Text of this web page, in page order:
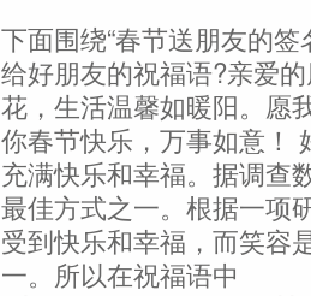
下面围绕“春节送朋友的
给好朋友的祝福语?亲爱
花，生活温馨如暖阳。愿
你春节快乐，万事如意！
充满快乐和幸福。据调查
最佳方式之一。根据一项
受到快乐和幸福，而笑容
一。所以在祝福语中